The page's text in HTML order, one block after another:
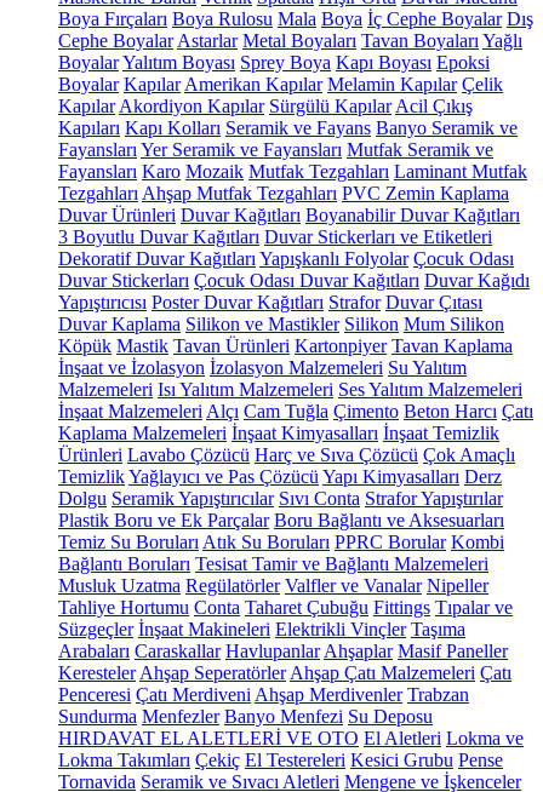
Boya Fırçaları Boya Rulosu Mala Boya İç Cephe Boyalar Dış
Cephe Boyalar Astarlar Metal Boyaları Tavan Boyaları Yağlı
BoyalarYalıtım Boyası Sprey Boya Kapı Boyası Epoksi
Boyalar Kapılar Amerikan Kapılar Melamin Kapılar Çelik
Kapılar Akordiyon Kapılar Sürgülü Kapılar Acil Çıkış
Kapıları Kapı Kolları Seramik ve Fayans Banyo Seramik ve
Fayansları Yer Seramik ve Fayansları Mutfak Seramik ve
Fayansları Karo Mozaik Mutfak Tezgahları Laminant Mutfak
Tezgahları Ahşap Mutfak Tezgahları PVC Zemin Kaplama
Duvar Ürünleri Duvar Kağıtları Boyanabilir Duvar Kağıtları
3 Boyutlu Duvar Kağıtları Duvar Stickerları ve Etiketleri
Dekoratif Duvar Kağıtları Yapışkanlı Folyolar Çocuk Odası
Duvar Stickerları Çocuk Odası Duvar Kağıtları Duvar Kağıdı
Yapıştırıcısı Poster Duvar Kağıtları Strafor Duvar Çıtası
Duvar Kaplama Silikon ve Mastikler Silikon Mum Silikon
Köpük Mastik Tavan Ürünleri Kartonpiyer Tavan Kaplama
İnşaat ve İzolasyon İzolasyon Malzemeleri Su Yalıtım
Malzemeleri Isı Yalıtım Malzemeleri Ses Yalıtım Malzemeleri
İnşaat Malzemeleri Alçı Cam Tuğla Çimento Beton Harcı Çatı
Kaplama Malzemeleri İnşaat Kimyasalları İnşaat Temizlik
Ürünleri Lavabo Çözücü Harç ve Sıva Çözücü Çok Amaçlı
TemizlikYağlayıcı ve Pas Çözücü Yapı Kimyasalları Derz
Dolgu Seramik Yapıştırıcılar Sıvı Conta Strafor Yapıştırılar
Plastik Boru ve Ek Parçalar Boru Bağlantı ve Aksesuarları
Temiz Su Boruları Atık Su Boruları PPRC Borular Kombi
Bağlantı Boruları Tesisat Tamir ve Bağlantı Malzemeleri
Musluk Uzatma Regülatörler Valfler ve Vanalar Nipeller
Tahliye Hortumu Conta Taharet Çubuğu Fittings Tıpalar ve
Süzgeçler İnşaat Makineleri Elektrikli Vinçler Taşıma
Arabaları Caraskallar Havlupanlar Ahşaplar Masif Paneller
Keresteler Ahşap Seperatörler Ahşap Çatı Malzemeleri Çatı
Penceresi Çatı Merdiveni Ahşap Merdivenler Trabzan
Sundurma Menfezler Banyo Menfezi Su Deposu
HIRDAVAT EL ALETLERİ VE OTO El Aletleri Lokma ve
Lokma Takımları Çekiç El Testereleri Kesici Grubu Pense
Tornavida Seramik ve Sıvacı Aletleri Mengene ve İşkenceler